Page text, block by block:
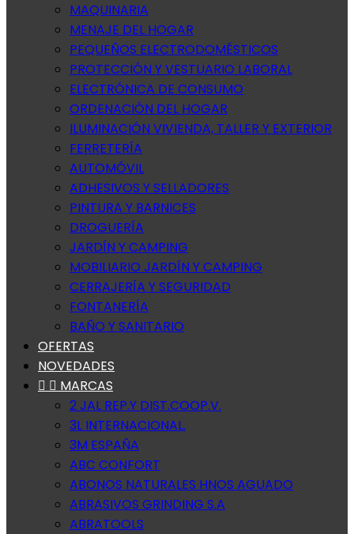
MAQUINARIA
MENAJE DEL HOGAR
PEQUEÑOS ELECTRODOMÉSTICOS
PROTECCIÓN Y VESTUARIO LABORAL
ELECTRÓNICA DE CONSUMO
ORDENACIÓN DEL HOGAR
ILUMINACIÓN VIVIENDA, TALLER Y EXTERIOR
FERRETERÍA
AUTOMÓVIL
ADHESIVOS Y SELLADORES
PINTURA Y BARNICES
DROGUERÍA
JARDÍN Y CAMPING
MOBILIARIO JARDÍN Y CAMPING
CERRAJERÍA Y SEGURIDAD
FONTANERÍA
BAÑO Y SANITARIO
OFERTAS
NOVEDADES
  MARCAS
2 JAL REP.Y DIST.COOP.V.
3L INTERNACIONAL.
3M ESPAÑA
ABC CONFORT
ABONOS NATURALES HNOS AGUADO
ABRASIVOS GRINDING S.A
ABRATOOLS